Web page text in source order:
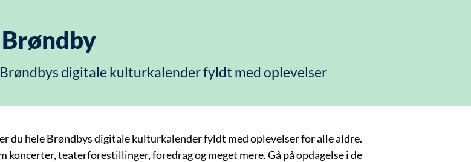
digitale kulturkalender fyldt med oplevelser
du hele Brøndbys digitale kulturkalender fyldt med oplevelser for alle aldre.
koncerter, teaterforestillinger, foredrag og meget mere. Gå på opdagelse i de